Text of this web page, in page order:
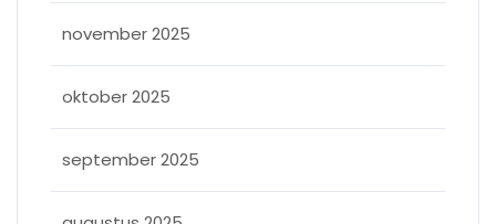
november 2025
oktober 2025
september 2025